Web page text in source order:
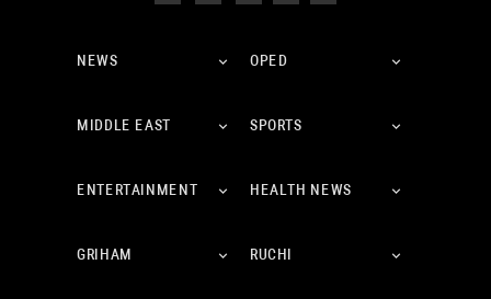
NEWS OPED
MIDDLE EAST SPORTS
ENTERTAINMENT HEALTH NEWS
GRIHAM RUCHI